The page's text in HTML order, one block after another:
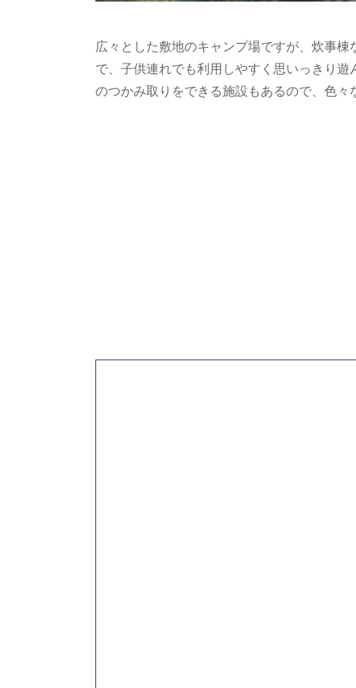
広々とした敷地のキャンプ場ですが、炊事
で、子供連れでも利用しやすく思いっきり
のつかみ取りをできる施設もあるので、色々